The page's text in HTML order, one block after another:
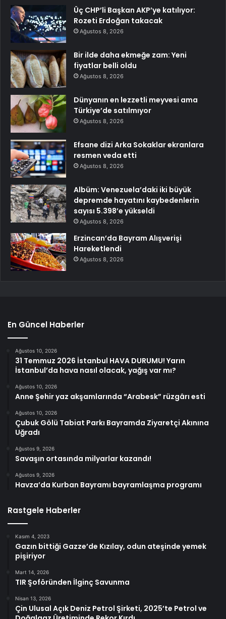
Üç CHP’li Başkan AKP’ye katılıyor:
Rozeti Erdoğan takacak
Ağustos 8, 2026
Bir ilde daha ekmeğe zam: Yeni
fiyatlar belli oldu
Ağustos 8, 2026
Dünyanın en lezzetli meyvesi ama
Türkiye’de satılmıyor
Ağustos 8, 2026
Efsane dizi Arka Sokaklar ekranlara
resmen veda etti
Ağustos 8, 2026
Albüm: Venezuela’daki iki büyük
depremde hayatını kaybedenlerin
sayısı 5.398’e yükseldi
Ağustos 8, 2026
Erzincan’da Bayram Alışverişi
Hareketlendi
Ağustos 8, 2026
En Güncel Haberler
Ağustos 10, 2026
31 Temmuz 2026 İstanbul HAVA DURUMU! Yarın
İstanbul’da hava nasıl olacak, yağış var mı?
Ağustos 10, 2026
Anne Şehir yaz akşamlarında “Arabesk” rüzgârı esti
Ağustos 10, 2026
Çubuk Gölü Tabiat Parkı Bayramda Ziyaretçi Akınına
Uğradı
Ağustos 9, 2026
Savaşın ortasında milyarlar kazandı!
Ağustos 9, 2026
Havza’da Kurban Bayramı bayramlaşma programı
Rastgele Haberler
Kasım 4, 2023
Gazın bittiği Gazze’de Kızılay, odun ateşinde yemek
pişiriyor
Mart 14, 2026
TIR Şoföründen İlginç Savunma
Nisan 13, 2026
Çin Ulusal Açık Deniz Petrol Şirketi, 2025’te Petrol ve